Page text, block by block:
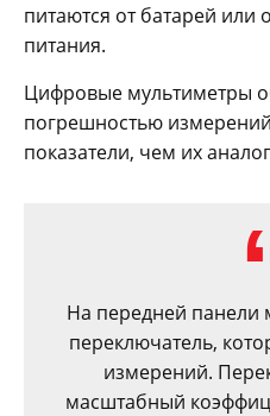
питаются от батарей или
питания.
Цифровые мультиметры
погрешностью
показатели, чем их
На передней панели
переключатель,
измерений.
масштабный